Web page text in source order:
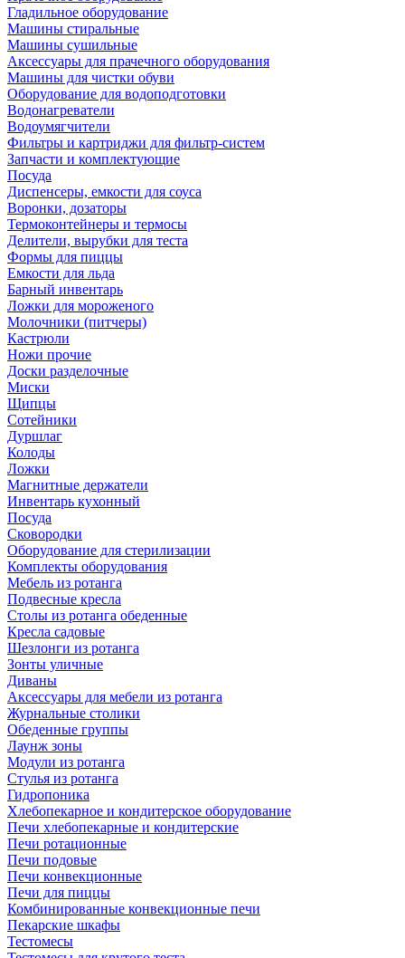
Гладильное оборудование
Машины стиральные
Машины сушильные
Аксессуары для прачечного оборудования
Машины для чистки обуви
Оборудование для водоподготовки
Водонагреватели
Водоумягчители
Фильтры и картриджи для фильтр-систем
Запчасти и комплектующие
Посуда
Диспенсеры, емкости для соуса
Воронки, дозаторы
Термоконтейнеры и термосы
Делители, вырубки для теста
Формы для пиццы
Емкости для льда
Барный инвентарь
Ложки для мороженого
Молочники (питчеры)
Кастрюли
Ножи прочие
Доски разделочные
Миски
Щипцы
Сотейники
Дуршлаг
Колоды
Ложки
Магнитные держатели
Инвентарь кухонный
Посуда
Сковородки
Оборудование для стерилизации
Комплекты оборудования
Мебель из ротанга
Подвесные кресла
Столы из ротанга обеденные
Кресла садовые
Шезлонги из ротанга
Зонты уличные
Диваны
Аксессуары для мебели из ротанга
Журнальные столики
Обеденные группы
Лаунж зоны
Модули из ротанга
Стулья из ротанга
Гидропоника
Хлебопекарное и кондитерское оборудование
Печи хлебопекарные и кондитерские
Печи ротационные
Печи подовые
Печи конвекционные
Печи для пиццы
Комбинированные конвекционные печи
Пекарские шкафы
Тестомесы